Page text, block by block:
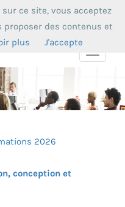
Toggle
2026
conception et
ce site, vous acceptez
des contenus et
plus J'accepte